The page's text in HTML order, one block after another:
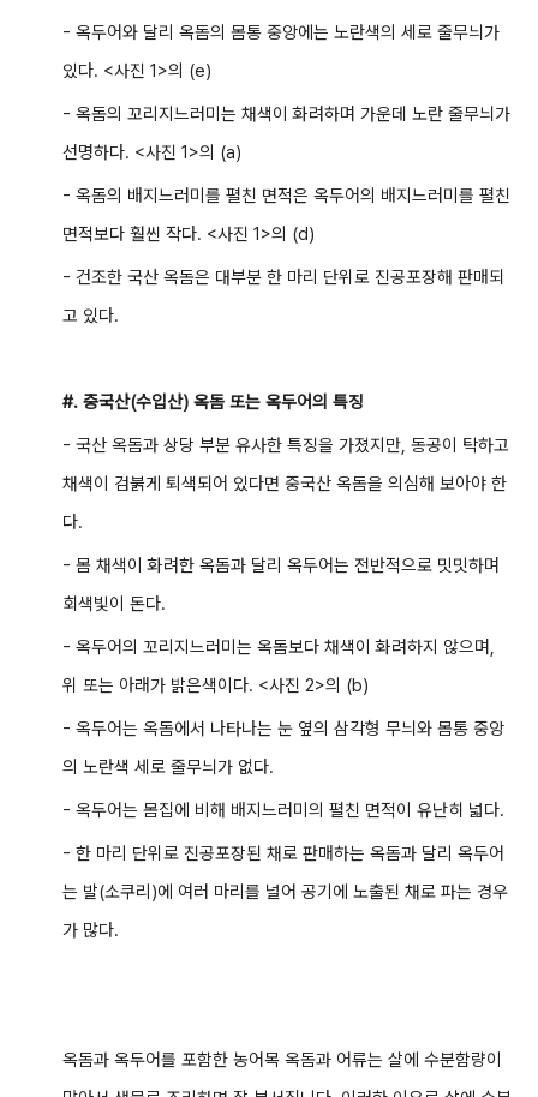
- 옥두어와 달리 옥돔의 몸통 중앙에는 노란색의 세로 줄무늬가
있다. <사진 1>의 (e)
- 옥돔의 꼬리지느러미는 채색이 화려하며 가운데 노란 줄무늬가
선명하다. <사진 1>의 (a)
- 옥돔의 배지느러미를 펼친 면적은 옥두어의 배지느러미를 펼친
면적보다 훨씬 작다. <사진 1>의 (d)
- 건조한 국산 옥돔은 대부분 한 마리 단위로 진공포장해 판매되
고 있다.
#. 중국산(수입산) 옥돔 또는 옥두어의 특징
- 국산 옥돔과 상당 부분 유사한 특징을 가졌지만, 동공이 탁하고
채색이 검붉게 퇴색되어 있다면 중국산 옥돔을 의심해 보아야 한
다.
- 몸 채색이 화려한 옥돔과 달리 옥두어는 전반적으로 밋밋하며
회색빛이 돈다.
- 옥두어의 꼬리지느러미는 옥돔보다 채색이 화려하지 않으며,
위 또는 아래가 밝은색이다. <사진 2>의 (b)
- 옥두어는 옥돔에서 나타나는 눈 옆의 삼각형 무늬와 몸통 중앙
의 노란색 세로 줄무늬가 없다.
- 옥두어는 몸집에 비해 배지느러미의 펼친 면적이 유난히 넓다.
- 한 마리 단위로 진공포장된 채로 판매하는 옥돔과 달리 옥두어
는 발(소쿠리)에 여러 마리를 널어 공기에 노출된 채로 파는 경우
가 많다.
옥돔과 옥두어를 포함한 농어목 옥돔과 어류는 살에 수분함량이